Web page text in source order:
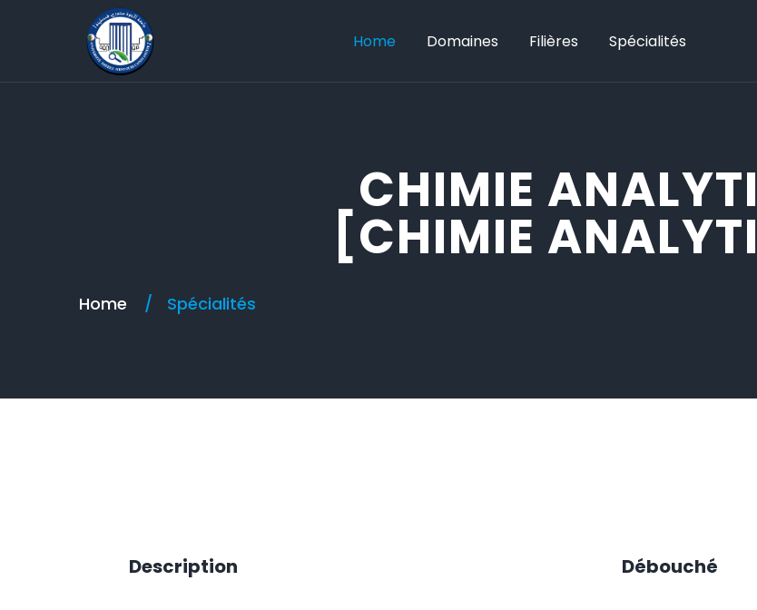
Home Domaines Filières Spécialités
CHIMIE
[CHIMIE
Home Spécialités
Description Débouché